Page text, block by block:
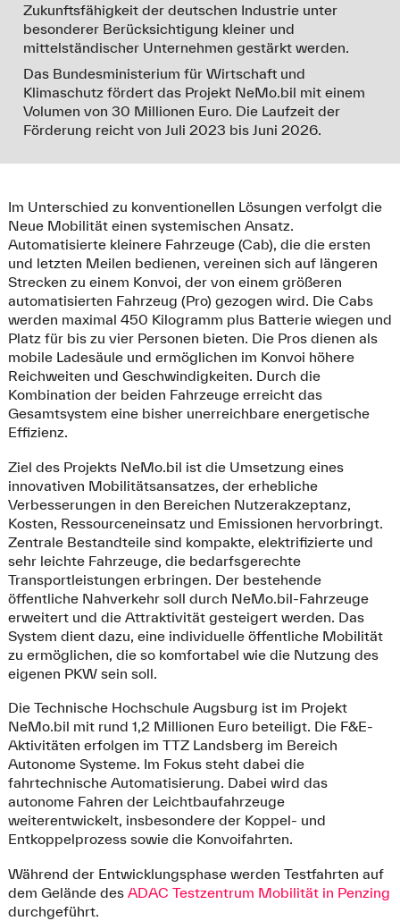
Zukunftsfähigkeit der deutschen Industrie unter
besonderer Berücksichtigung kleiner und
mittelständischer Unternehmen gestärkt werden.
Das Bundesministerium für Wirtschaft und
Klimaschutz fördert das Projekt NeMo.bil mit einem
Volumen von 30 Millionen Euro. Die Laufzeit der
Förderung reicht von Juli 2023 bis Juni 2026.
Im Unterschied zu konventionellen Lösungen verfolgt die
Neue Mobilität einen systemischen Ansatz.
Automatisierte kleinere Fahrzeuge (Cab), die die ersten
und letzten Meilen bedienen, vereinen sich auf längeren
Strecken zu einem Konvoi, der von einem größeren
automatisierten Fahrzeug (Pro) gezogen wird. Die Cabs
werden maximal 450 Kilogramm plus Batterie wiegen und
Platz für bis zu vier Personen bieten. Die Pros dienen als
mobile Ladesäule und ermöglichen im Konvoi höhere
Reichweiten und Geschwindigkeiten. Durch die
Kombination der beiden Fahrzeuge erreicht das
Gesamtsystem eine bisher unerreichbare energetische
Effizienz.
Ziel des Projekts NeMo.bil ist die Umsetzung eines
innovativen Mobilitätsansatzes, der erhebliche
Verbesserungen in den Bereichen Nutzerakzeptanz,
Kosten, Ressourceneinsatz und Emissionen hervorbringt.
Zentrale Bestandteile sind kompakte, elektrifizierte und
sehr leichte Fahrzeuge, die bedarfsgerechte
Transportleistungen erbringen. Der bestehende
öffentliche Nahverkehr soll durch NeMo.bil-Fahrzeuge
erweitert und die Attraktivität gesteigert werden. Das
System dient dazu, eine individuelle öffentliche Mobilität
zu ermöglichen, die so komfortabel wie die Nutzung des
eigenen PKW sein soll.
Die Technische Hochschule Augsburg ist im Projekt
NeMo.bil mit rund 1,2 Millionen Euro beteiligt. Die F&E-
Aktivitäten erfolgen im TTZ Landsberg im Bereich
Autonome Systeme. Im Fokus steht dabei die
fahrtechnische Automatisierung. Dabei wird das
autonome Fahren der Leichtbaufahrzeuge
weiterentwickelt, insbesondere der Koppel- und
Entkoppelprozess sowie die Konvoifahrten.
Während der Entwicklungsphase werden Testfahrten auf
dem Gelände des ADAC Testzentrum Mobilität in Penzing
durchgeführt.